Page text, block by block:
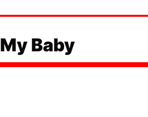
My Baby